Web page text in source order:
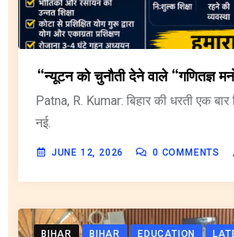
“न्यूटन को चुनौती देने वाले “गणितज्ञ
Patna, R. Kumar: बिहार की धरती एक बार
नई.
JUNE 12, 2026 0 COMMENTS
BIHAR BIHAR EDUCATION